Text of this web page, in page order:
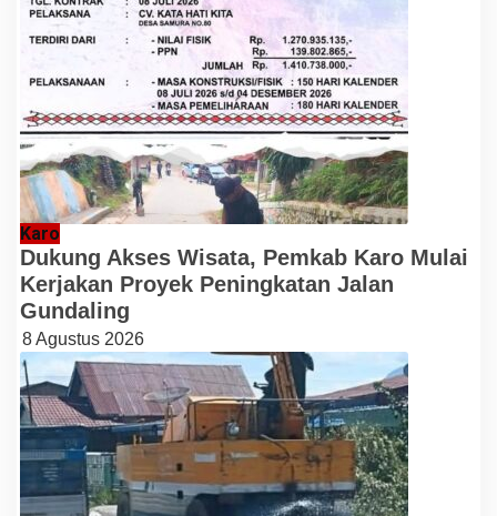
Karo
Dukung Akses Wisata, Pemkab Karo Mulai
Kerjakan Proyek Peningkatan Jalan
Gundaling
8 Agustus 2026